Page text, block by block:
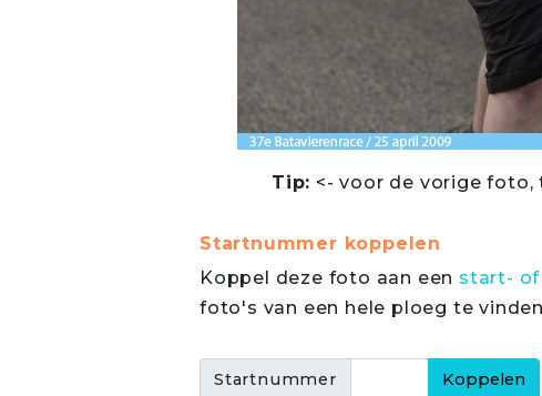
Tip: <- voor de vorige
Startnummer koppelen
Koppel deze foto aan een start- of
foto's van een hele ploeg te
Startnummer